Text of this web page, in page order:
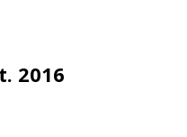
2016